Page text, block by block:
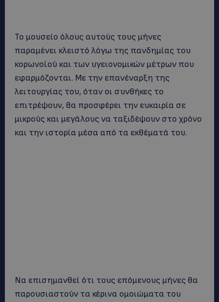
Το μουσείο όλους αυτούς τους μήνες
παραμένει κλειστό λόγω της πανδημίας του
κορωνοϊού και των υγειονομικών μέτρων που
εφαρμόζονται. Με την επανέναρξη της
λειτουργίας του, όταν οι συνθήκες το
επιτρέψουν, θα προσφέρει την ευκαιρία σε
μικρούς και μεγάλους να ταξιδέψουν στο χρόνο
και την ιστορία μέσα από τα εκθέματά του.
Να επισημανθεί ότι τους επόμενους μήνες θα
παρουσιαστούν τα κέρινα ομοιώματα του